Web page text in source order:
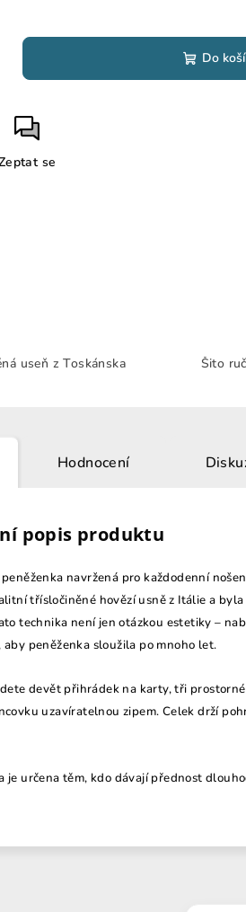
Do
se
useň z Toskánska Šito
Hodnocení
popis produktu
navržená pro každodenní
třísločiněné hovězí usně z Itálie a
technika není jen otázkou estetiky –
aby peněženka sloužila po mnoho let.
devět přihrádek na karty, tři
uzavíratelnou zipem. Celek drží
je určena těm, kdo dávají přednost